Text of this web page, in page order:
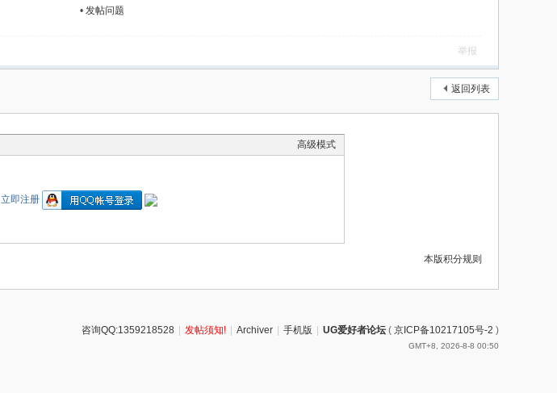
• 发帖问题
举报
返回列表
高级模式
立即注册
本版积分规则
咨询QQ:1359218528 发帖须知! Archiver 手机版 UG爱好者论坛 ( 京ICP备10217105号-2 )
GMT+8, 2026-8-8 00:50